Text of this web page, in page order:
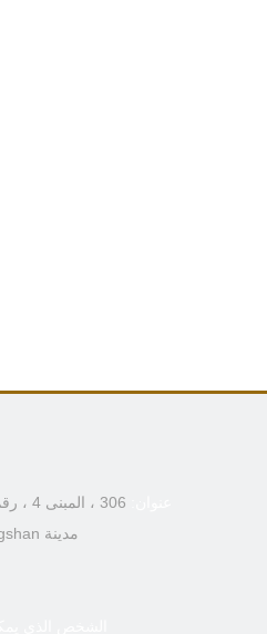
مدينة Zhongshan ، مقاطعة Guangdong ، الصين